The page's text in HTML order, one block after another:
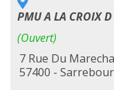
PMU A LA CROIX
(Ouvert)
7 Rue Du
57400 -